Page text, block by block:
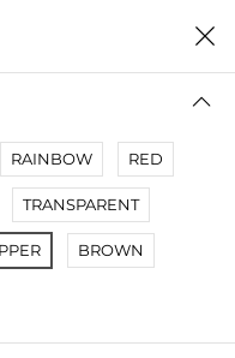
0
RAINBOW RED
TRANSPARENT
BROWN